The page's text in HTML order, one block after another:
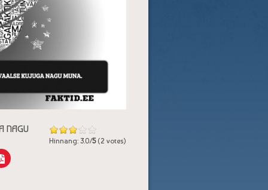
Hinnang: 3.0/5(2 votes)
NAGU